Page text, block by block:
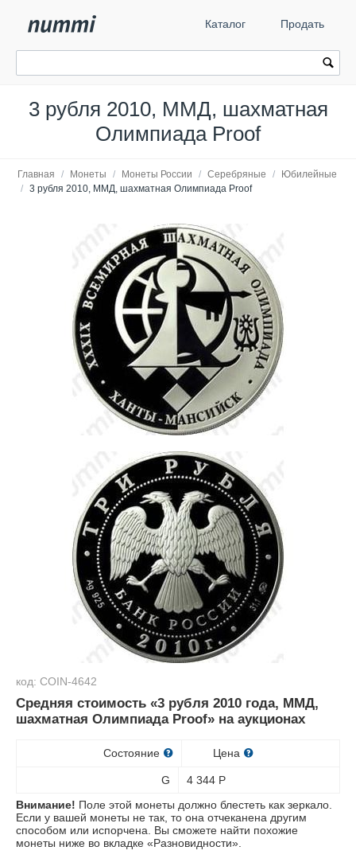
Каталог Продать
3 рубля 2010, ММД, шахматная
Олимпиада Proof
Главная / Монеты / Монеты России / Серебряные /
Юбилейные
/ 3 рубля 2010, ММД, шахматная Олимпиада Proof
код: COIN-4642
Средняя стоимость «3 рубля 2010 года, ММД,
шахматная Олимпиада Proof» на аукционах
Состояние Цена
G 4 344 Р
Внимание! Поле этой монеты должно блестеть как зеркало.
Если у вашей монеты не так, то она отчеканена другим
способом или испорчена. Вы сможете найти похожие
монеты ниже во вкладке «Разновидности».